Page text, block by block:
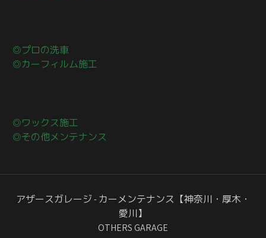
◎プロの洗車
◎カーフィルム施工
◎ワックス施工
◎その他メンテナンス
アザースガレージ - カーメンテナンス【神奈川・厚木・
愛川】
OTHERS GARAGE